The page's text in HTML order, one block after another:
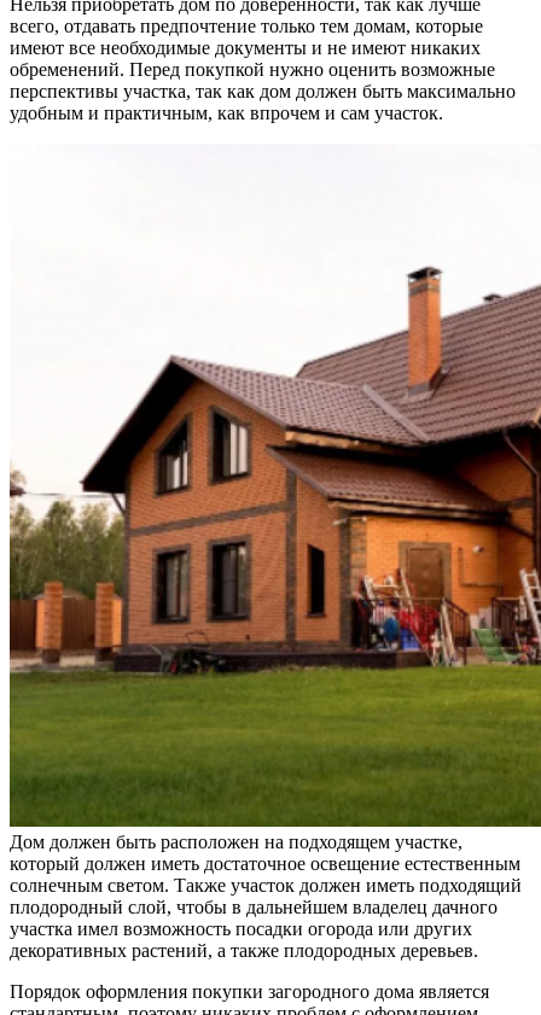
всего, отдавать предпочтение только тем домам, которые
имеют все необходимые документы и не имеют никаких
обременений. Перед покупкой нужно оценить возможные
перспективы участка, так как дом должен быть максимально
удобным и практичным, как впрочем и сам участок.
Дом должен быть расположен на подходящем участке,
который должен иметь достаточное освещение естественным
солнечным светом. Также участок должен иметь подходящий
плодородный слой, чтобы в дальнейшем владелец дачного
участка имел возможность посадки огорода или других
декоративных растений, а также плодородных деревьев.
Порядок оформления покупки загородного дома является